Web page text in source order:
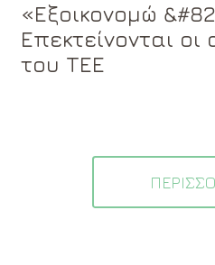
«Εξοικονομώ
Επεκτείνονται
του ΤΕΕ